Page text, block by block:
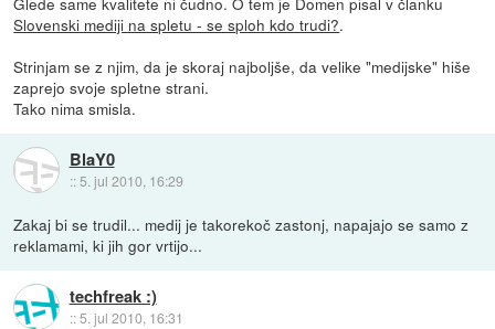
Slovenski mediji na spletu - se sploh kdo trudi?.
Strinjam se z njim, da je skoraj najboljše, da velike "medijske" hiše
zaprejo svoje spletne strani.
Tako nima smisla.
BlaY0
:: 5. jul 2010, 16:29
Zakaj bi se trudil... medij je takorekoč zastonj, napajajo se samo z
reklamami, ki jih gor vrtijo...
techfreak :)
::5. jul 2010, 16:31